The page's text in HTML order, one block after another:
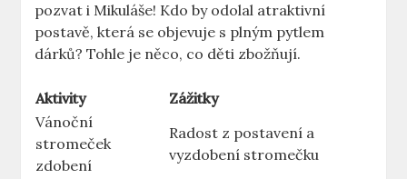
pozvat i Mikuláše! Kdo by odolal atraktivní
postavě, která se objevuje s plným pytlem
dárků? Tohle je něco, co děti zbožňují.
Aktivity
Zážitky
Vánoční
stromeček
zdobení
Radost z postavení a
vyzdobení stromečku